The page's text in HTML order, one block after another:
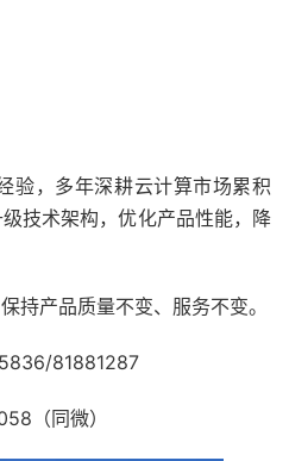
验，多年深耕云计算市场累积
技术架构，优化产品性能，降
持产品质量不变、服务不变。
81881287
（同微）